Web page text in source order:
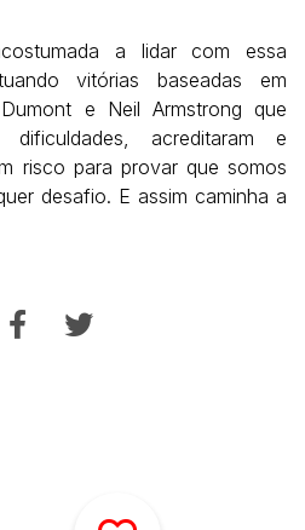
a lidar com essa
vitórias baseadas em
e Neil Armstrong que
acreditaram e
risco para provar que somos
desafio. E assim caminha a